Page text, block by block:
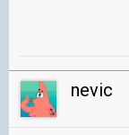
nevic